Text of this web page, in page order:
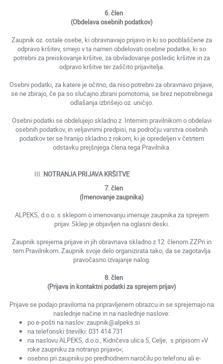
6. člen
(Obdelava osebnih podatkov)
Zaupnik oz. ostale osebe, ki obravnavajo prijavo in ki so pooblaščene za
odpravo kršitev, smejo v ta namen obdelovati osebne podatke, ki so
potrebni za preiskovanje kršitve, za obvladovanje posledic kršitve in za
odpravo kršitve ter zaščito prijavitelja.
Osebni podatki, za katere je očitno, da niso potrebni za obravnavo prijave,
se ne zbirajo, če pa so slučajno zbrani pomotoma, se brez nepotrebnega
odlašanja izbrišejo oz. uničijo.
Osebni podatki se obdelujejo skladno z Internim pravilnikom o obdelavi
osebnih podatkov, in veljavnimi predpisi, na področju varstva osebnih
podatkov ter se hranijo skladno z rokom, ki je opredeljen v četrtem
odstavku prejšnjega člena tega Pravilnika.
NOTRANJA PRIJAVA KRŠITVE
7. člen
(Imenovanje zaupnika)
ALPEKS, d.o.o. s sklepom o imenovanju imenuje zaupnika za sprejem
prijav. Sklep je objavljen na oglasni deski.
Zaupnik sprejema prijave in jih obravnava skladno z 12. členom ZZPri in
tem Pravilnikom. Zaupnik svoje delo organizirata tako, da se zagotavlja
pravočasno izvajanje nalog.
8. člen
(Prijava in kontaktni podatki za sprejem prijav)
Prijave se podajo praviloma na pripravljenem obrazcu in se sprejemajo na
naslednje načine in na naslednje naslove:
po e-pošti na naslov: zaupnik@alpeks.si
na telefonski številki: 031 414 731
na naslovu ALPEKS, d.o.o., Kidričeva ulica 5, Celje, s pripisom »V
roke zaupniku za notranjo prijavo«;
osebno pri zaupniku po predhodnem naročilu po telefonu ali e-